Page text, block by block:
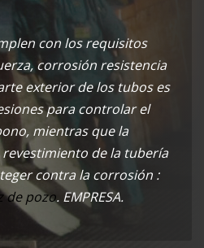
con los requisitos
corrosión resistencia
exterior de los tubos es
para controlar el
mientras que la
de la tubería
contra la corrosión :
de pozo. EMPRESA.